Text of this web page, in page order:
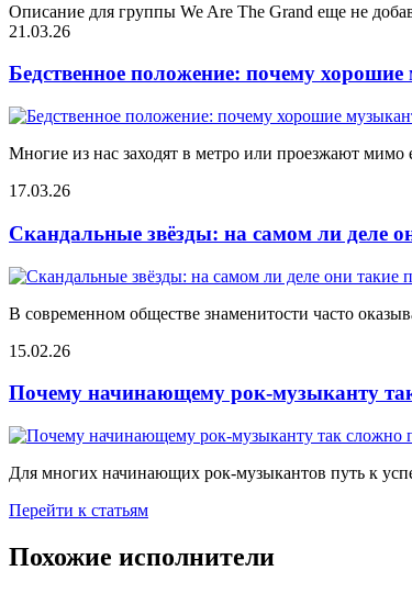
Описание для группы We Are The Grand еще не
21.03.26
Бедственное положение: почему
Многие из нас заходят в метро или проезжают
17.03.26
Скандальные звёзды: на самом ли деле
В современном обществе знаменитости часто
15.02.26
Почему начинающему рок-музыканту
Для многих начинающих рок-музыкантов путь к
Перейти к статьям
Похожие исполнители